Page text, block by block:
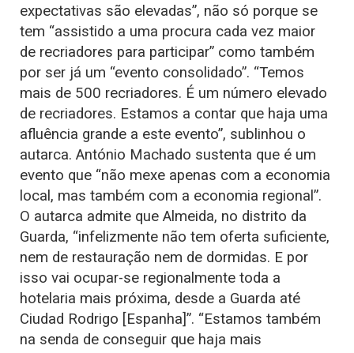
expectativas são elevadas”, não só porque se
tem “assistido a uma procura cada vez maior
de recriadores para participar” como também
por ser já um “evento consolidado”. “Temos
mais de 500 recriadores. É um número elevado
de recriadores. Estamos a contar que haja uma
afluência grande a este evento”, sublinhou o
autarca. António Machado sustenta que é um
evento que “não mexe apenas com a economia
local, mas também com a economia regional”.
O autarca admite que Almeida, no distrito da
Guarda, “infelizmente não tem oferta suficiente,
nem de restauração nem de dormidas. E por
isso vai ocupar-se regionalmente toda a
hotelaria mais próxima, desde a Guarda até
Ciudad Rodrigo [Espanha]”. “Estamos também
na senda de conseguir que haja mais